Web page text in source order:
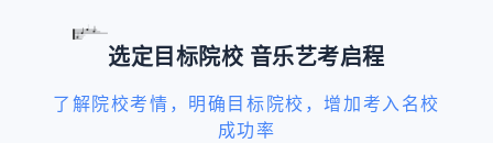
选定目标院校 音乐艺考启程
了解院校考情，明确目标院校，增加考入名校
成功率